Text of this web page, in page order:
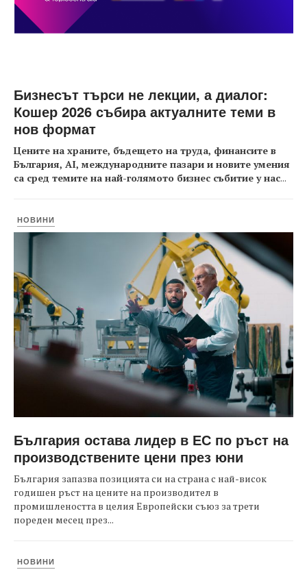
Бизнесът търси не лекции, а диалог:
Кошер 2026 събира актуалните теми в
нов формат
Цените на храните, бъдещето на труда, финансите в
България, AI, международните пазари и новите умения
са сред темите на най-голямото бизнес събитие у нас...
НОВИНИ
България остава лидер в ЕС по ръст на
производствените цени през юни
България запазва позицията си на страна с най-висок
годишен ръст на цените на производител в
промишлеността в целия Европейски съюз за трети
пореден месец през...
НОВИНИ